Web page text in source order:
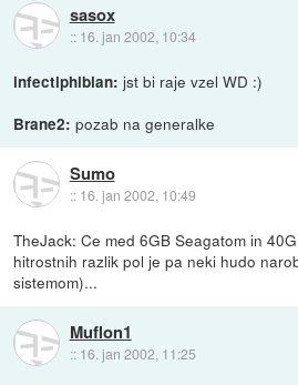
sasox
:: 16. jan 2002, 10:34
infectiphibian: jst bi raje vzel WD :)
Brane2: pozab na generalke
Sumo
:: 16. jan 2002, 10:49
TheJack: Ce med 6GB Seagatom in
hitrostnih razlik pol je pa neki hudo
sistemom)...
Muflon1
:: 16. jan 2002, 11:25